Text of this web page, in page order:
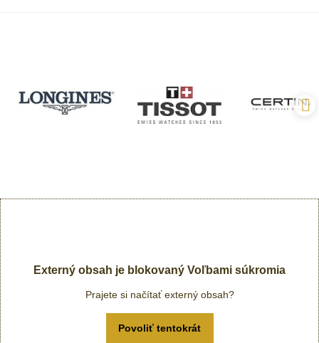
Externý obsah je blokovaný Voľbami súkromia
Prajete si načítať externý obsah?
Povoliť tentokrát